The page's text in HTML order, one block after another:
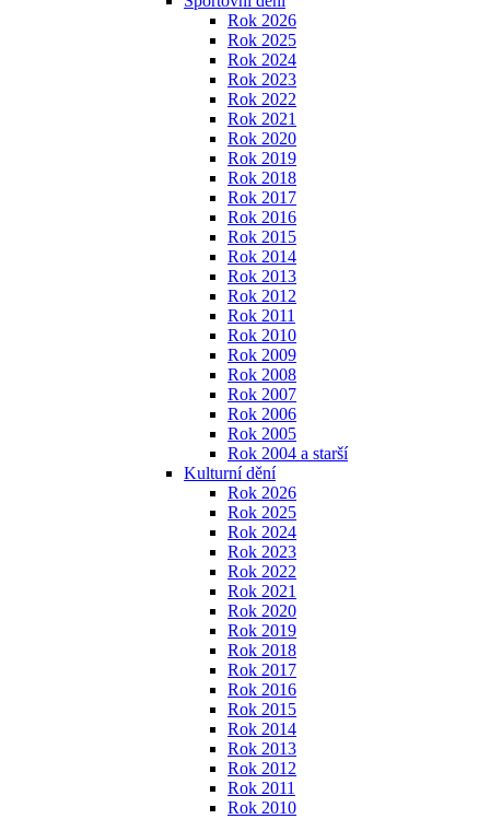
Rok 2026
Rok 2025
Rok 2024
Rok 2023
Rok 2022
Rok 2021
Rok 2020
Rok 2019
Rok 2018
Rok 2017
Rok 2016
Rok 2015
Rok 2014
Rok 2013
Rok 2012
Rok 2011
Rok 2010
Rok 2009
Rok 2008
Rok 2007
Rok 2006
Rok 2005
Rok 2004 a starší
Kulturní dění
Rok 2026
Rok 2025
Rok 2024
Rok 2023
Rok 2022
Rok 2021
Rok 2020
Rok 2019
Rok 2018
Rok 2017
Rok 2016
Rok 2015
Rok 2014
Rok 2013
Rok 2012
Rok 2011
Rok 2010